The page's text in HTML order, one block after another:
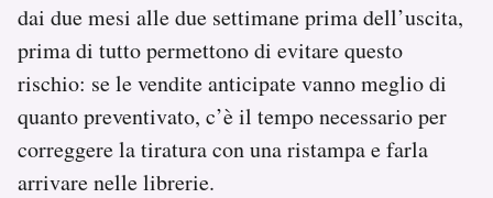
dai due mesi alle due settimane prima dell’uscita,
prima di tutto permettono di evitare questo
rischio: se le vendite anticipate vanno meglio di
quanto preventivato, c’è il tempo necessario per
correggere la tiratura con una ristampa e farla
arrivare nelle librerie.